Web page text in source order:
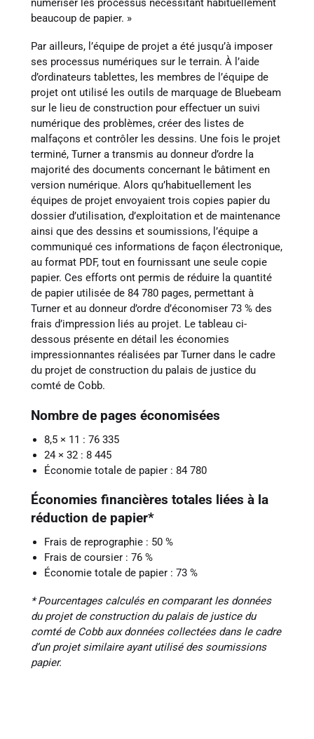
numériser les processus nécessitant habituellement
beaucoup de papier. »
Par ailleurs, l’équipe de projet a été jusqu’à imposer
ses processus numériques sur le terrain. À l’aide
d’ordinateurs tablettes, les membres de l’équipe de
projet ont utilisé les outils de marquage de Bluebeam
sur le lieu de construction pour effectuer un suivi
numérique des problèmes, créer des listes de
malfaçons et contrôler les dessins. Une fois le projet
terminé, Turner a transmis au donneur d’ordre la
majorité des documents concernant le bâtiment en
version numérique. Alors qu’habituellement les
équipes de projet envoyaient trois copies papier du
dossier d’utilisation, d’exploitation et de maintenance
ainsi que des dessins et soumissions, l’équipe a
communiqué ces informations de façon électronique,
au format PDF, tout en fournissant une seule copie
papier. Ces efforts ont permis de réduire la quantité
de papier utilisée de 84 780 pages, permettant à
Turner et au donneur d’ordre d’économiser 73 % des
frais d’impression liés au projet. Le tableau ci-
dessous présente en détail les économies
impressionnantes réalisées par Turner dans le cadre
du projet de construction du palais de justice du
comté de Cobb.
Nombre de pages économisées
8,5 × 11 : 76 335
24 × 32 : 8 445
Économie totale de papier : 84 780
Économies financières totales liées à la
réduction de papier*
Frais de reprographie : 50 %
Frais de coursier : 76 %
Économie totale de papier : 73 %
* Pourcentages calculés en comparant les données
du projet de construction du palais de justice du
comté de Cobb aux données collectées dans le cadre
d’un projet similaire ayant utilisé des soumissions
papier.